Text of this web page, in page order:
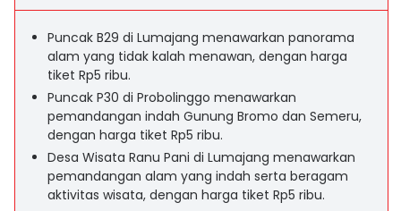
Puncak B29 di Lumajang menawarkan panorama
alam yang tidak kalah menawan, dengan harga
tiket Rp5 ribu.
Puncak P30 di Probolinggo menawarkan
pemandangan indah Gunung Bromo dan Semeru,
dengan harga tiket Rp5 ribu.
Desa Wisata Ranu Pani di Lumajang menawarkan
pemandangan alam yang indah serta beragam
aktivitas wisata, dengan harga tiket Rp5 ribu.